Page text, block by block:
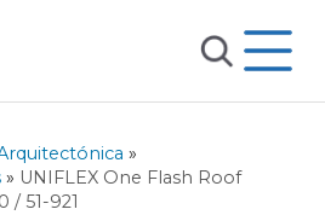
»
» UNIFLEX One Flash Roof
/ 51-921